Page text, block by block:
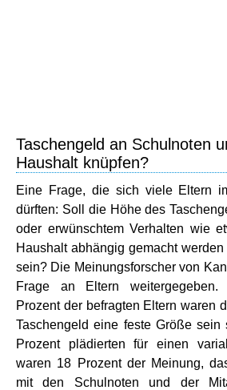
Taschengeld an Schulnoten
Haushalt knüpfen?
Eine Frage, die sich viele Eltern
dürften: Soll die Höhe des
oder erwünschtem Verhalten wie
Haushalt abhängig gemacht
sein? Die Meinungsforscher von
Frage an Eltern
Prozent der befragten Eltern waren
Taschengeld eine feste Größe sein
Prozent plädierten für einen
waren 18 Prozent der Meinung,
mit den Schulnoten und der